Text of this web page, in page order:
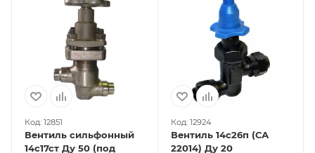
Код: 12851
Вентиль сильфонный
14с17ст Ду 50 (под
Код: 12924
Вентиль 14с26п (СА
22014) Ду 20